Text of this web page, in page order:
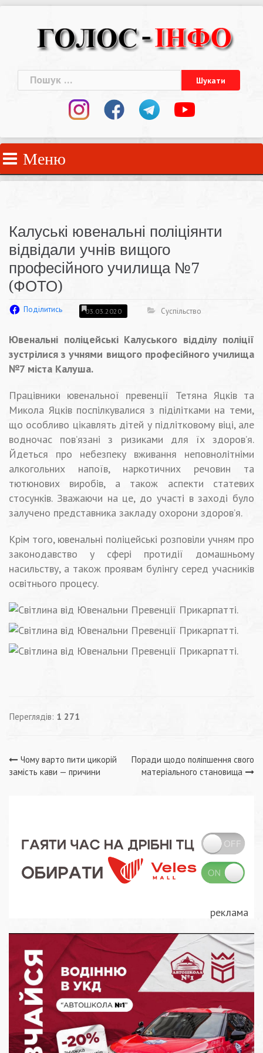
Пошук:
Меню
Калуські ювенальні поліціянти
відвідали учнів вищого
професійного училища №7
(ФОТО)
Поділитись 03.03.2020 Суспільство
Ювенальні поліцейські Калуського відділу поліції
зустрілися з учнями вищого професійного училища
№7 міста Калуша.
Працівники ювенальної превенції Тетяна Яцків та
Микола Яцків поспілкувалися з піділітками на теми,
що особливо цікавлять дітей у підлітковому віці, але
водночас пов’язані з ризиками для їх здоров’я.
Йдеться про небезпеку вживання неповнолітніми
алкогольних напоїв, наркотичних речовин та
тютюнових виробів, а також аспекти статевих
стосунків. Зважаючи на це, до участі в заході було
залучено представника закладу охорони здоров’я.
Крім того, ювенальні поліцейські розповіли учням про
законодавство у сфері протидії домашньому
насильству, а також проявам булінгу серед учасників
освітнього процесу.
Переглядів: 1 271
Навігація
Чому варто пити цикорій
замість кави — причини
Поради щодо поліпшення свого
матеріального становища